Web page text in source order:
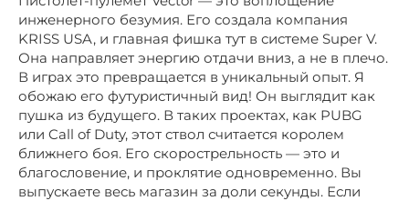
инженерного безумия. Его создала компания
KRISS USA, и главная фишка тут в системе Super V.
Она направляет энергию отдачи вниз, а не в плечо.
В играх это превращается в уникальный опыт. Я
обожаю его футуристичный вид! Он выглядит как
пушка из будущего. В таких проектах, как PUBG
или Call of Duty, этот ствол считается королем
ближнего боя. Его скорострельность — это и
благословение, и проклятие одновременно. Вы
выпускаете весь магазин за доли секунды. Если